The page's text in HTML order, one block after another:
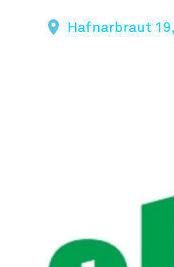
Hafnarbraut